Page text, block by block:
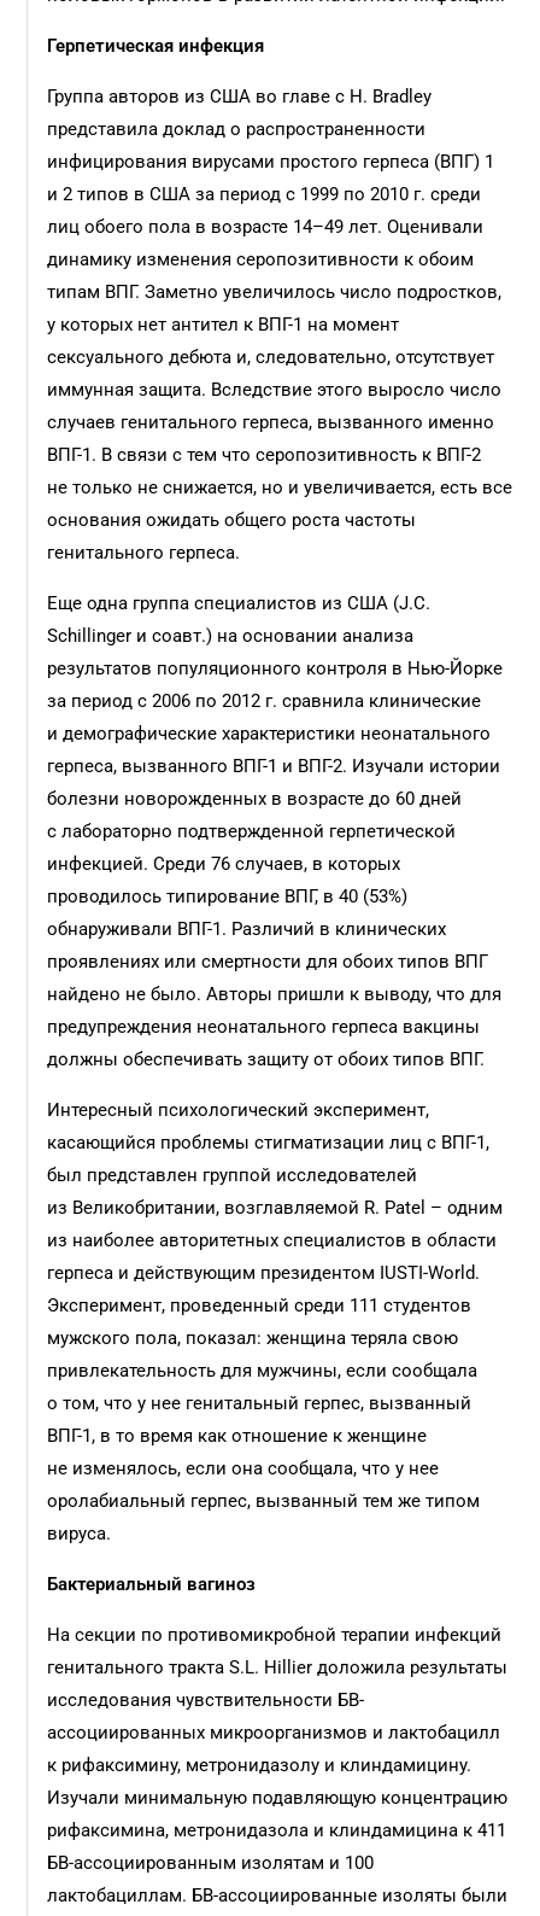
Герпетическая инфекция
Группа авторов из США во главе с H. Bradley
представила доклад о распространенности
инфицирования вирусами простого герпеса (ВПГ) 1
и 2 типов в США за период с 1999 по 2010 г. среди
лиц обоего пола в возрасте 14–49 лет. Оценивали
динамику изменения серопозитивности к обоим
типам ВПГ. Заметно увеличилось число подростков,
у которых нет антител к ВПГ-1 на момент
сексуального дебюта и, следовательно, отсутствует
иммунная защита. Вследствие этого выросло число
случаев генитального герпеса, вызванного именно
ВПГ-1. В связи с тем что серопозитивность к ВПГ-2
не только не снижается, но и увеличивается, есть все
основания ожидать общего роста частоты
генитального герпеса.
Еще одна группа специалистов из США (J.C.
Schillinger и соавт.) на основании анализа
результатов популяционного контроля в Нью-Йорке
за период с 2006 по 2012 г. сравнила клинические
и демографические характеристики неонатального
герпеса, вызванного ВПГ-1 и ВПГ-2. Изучали истории
болезни новорожденных в возрасте до 60 дней
с лабораторно подтвержденной герпетической
инфекцией. Среди 76 случаев, в которых
проводилось типирование ВПГ, в 40 (53%)
обнаруживали ВПГ-1. Различий в клинических
проявлениях или смертности для обоих типов ВПГ
найдено не было. Авторы пришли к выводу, что для
предупреждения неонатального герпеса вакцины
должны обеспечивать защиту от обоих типов ВПГ.
Интересный психологический эксперимент,
касающийся проблемы стигматизации лиц с ВПГ-1,
был представлен группой исследователей
из Великобритании, возглавляемой R. Patel – одним
из наиболее авторитетных специалистов в области
герпеса и действующим президентом IUSTI-World.
Эксперимент, проведенный среди 111 студентов
мужского пола, показал: женщина теряла свою
привлекательность для мужчины, если сообщала
о том, что у нее генитальный герпес, вызванный
ВПГ-1, в то время как отношение к женщине
не изменялось, если она сообщала, что у нее
оролабиальный герпес, вызванный тем же типом
вируса.
Бактериальный вагиноз
На секции по противомикробной терапии инфекций
генитального тракта S.L. Hillier доложила результаты
исследования чувствительности БВ-
ассоциированных микроорганизмов и лактобацилл
к рифаксимину, метронидазолу и клиндамицину.
Изучали минимальную подавляющую концентрацию
рифаксимина, метронидазола и клиндамицина к 411
БВ-ассоциированным изолятам и 100
лактобациллам. БВ-ассоциированные изоляты были